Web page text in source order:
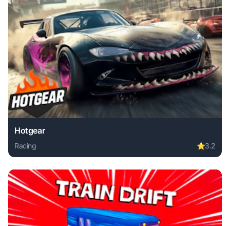
Hotgear
Racing ⭐3.2
Play Hotgear online free. racing game, no download